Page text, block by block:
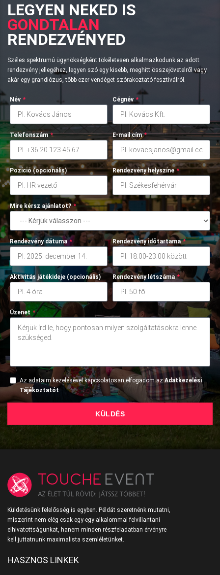
LEGYEN NEKED IS
GONDTALAN
RENDEZVÉNYED
Széles spektrumú ügynökségként tökéletesen alkalmazkodunk az adott
rendezvény jellegéhez, legyen szó egy kisebb, meghitt összejövetelről vagy
akár egy grandiózus, több ezer vendéget szórakoztató fesztiválról.
Név * Cégnév *
Telefonszám * E-mail cím *
Pozíció (opcionális) Rendezvény helyszíne *
Mire kérsz ajánlatot? *
Rendezvény dátuma * Rendezvény időtartama *
Aktivitás játékideje (opcionális) Rendezvény létszáma *
Üzenet *
Az adataim kezelésével kapcsolatosan elfogadom azAdatkezelési
Tájékoztatót
KÜLDÉS
Küldetésünk felelősség is egyben. Példát szeretnénk mutatni,
miszerint nem elég csak egy-egy alkalommal felvillantani
elhivatottságunkat, hanem minden részfeladatban érvényre
kell juttatnunk maximalista szemléletünket.
HASZNOS LINKEK